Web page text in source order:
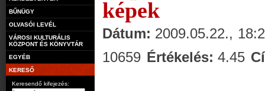
BŰNÜGY
OLVASÓI LEVÉL
VÁROSI KULTURÁLIS
KÖZPONT ÉS KÖNYVTÁR
EGYÉB
KERESŐ
Keresendő kifejezés:
képek
Dátum: 2009.05.22.,
10659 Értékelés: 4.45